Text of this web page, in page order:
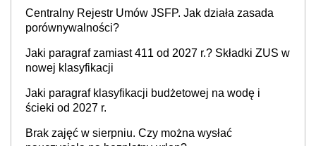
Centralny Rejestr Umów JSFP. Jak działa zasada
porównywalności?
Jaki paragraf zamiast 411 od 2027 r.? Składki ZUS w
nowej klasyfikacji
Jaki paragraf klasyfikacji budżetowej na wodę i
ścieki od 2027 r.
Brak zajęć w sierpniu. Czy można wysłać